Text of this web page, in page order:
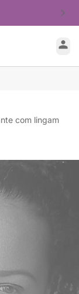
com lingam